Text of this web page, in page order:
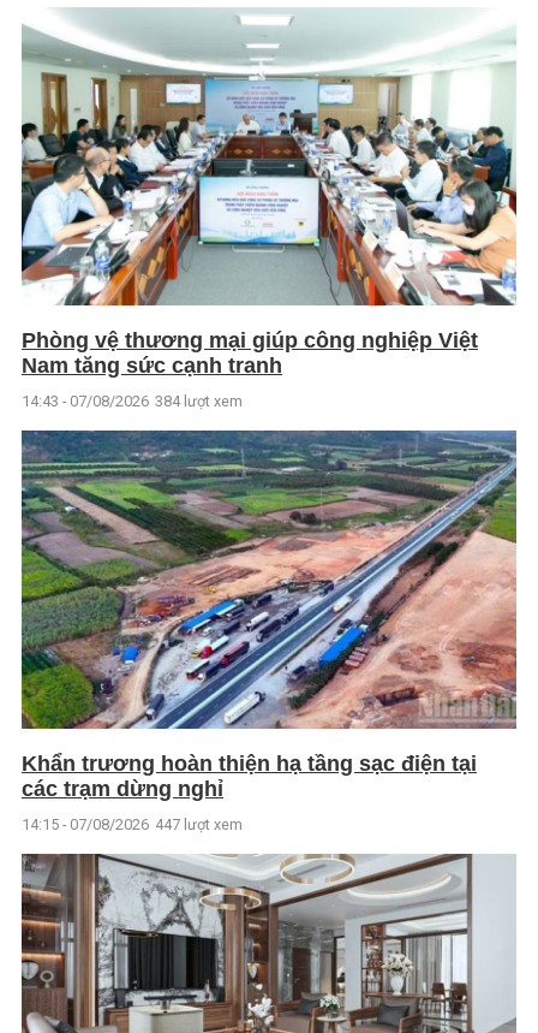
Phòng vệ thương mại giúp công nghiệp Việt
Nam tăng sức cạnh tranh
14:43 - 07/08/2026 384 lượt xem
Khẩn trương hoàn thiện hạ tầng sạc điện tại
các trạm dừng nghỉ
14:15 - 07/08/2026 447 lượt xem